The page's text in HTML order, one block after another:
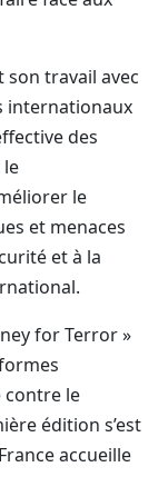
son travail avec
internationaux
des
le
et menaces
et à la
for Terror »
contre le
édition s’est
accueille